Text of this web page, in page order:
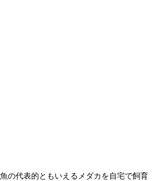
の代表的ともいえるメダカを自宅で飼育